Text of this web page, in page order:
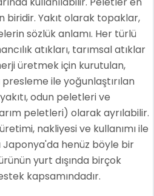
biridir. Yakıt olarak topaklar,
sözlük anlamı. Her türlü
atıkları, tarımsal atıklar
üretmek için kurutulan,
presleme ile yoğunlaştırılan
odun peletleri ve
peletleri) olarak ayrılabilir.
nakliyesi ve kullanımı ile
henüz böyle bir
yurt dışında birçok
kapsamındadır.